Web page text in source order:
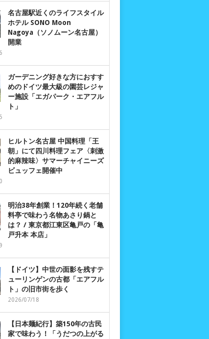
名古屋駅近くのライフスタイル
ホテル SONO Moon
Nagoya（ソノムーン名古屋）
開業
ガーデニング好きな方におすす
めのドイツ最大級の園芸レジャ
ー施設「エガパーク・エアフル
ト」
ヒルトン名古屋 中国料理「王
朝」にて四川料理フェア〈刺激
的麻辣味〉サマーチャイニーズ
ビュッフェ開催中
明治38年創業！120年続く老舗
料亭で味わう名物あさり鍋と
は？ / 東京都江東区亀戸の「亀
戸升本 本店」
【ドイツ】中世の面影を残すテ
ューリンゲンの古都「エアフル
ト」の旧市街を歩く
2026/07/18
【日本麺紀行】築150年の古民
家で味わう！「うだつの上がる